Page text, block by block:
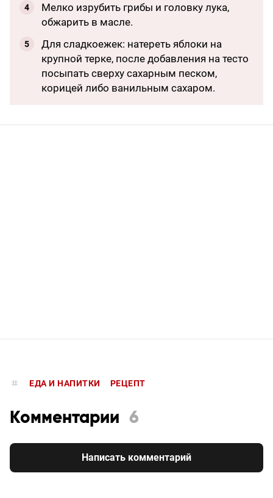
Мелко изрубить грибы и головку лука,
обжарить в масле.
Для сладкоежек: натереть яблоки на
крупной терке, после добавления на тесто
посыпать сверху сахарным песком,
корицей либо ванильным сахаром.
ЕДА И НАПИТКИ РЕЦЕПТ
Комментарии 6
Написать комментарий